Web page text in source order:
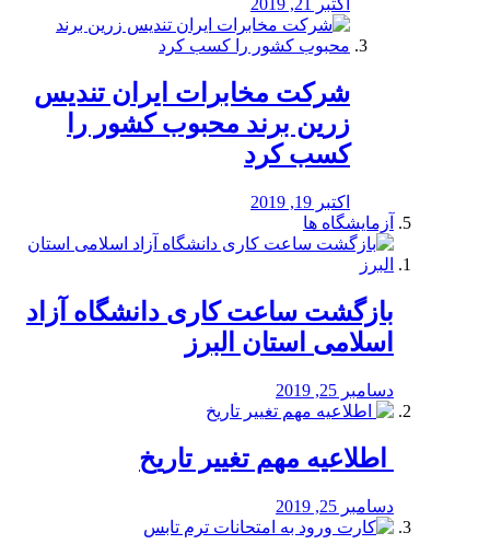
اکتبر 21, 2019
شرکت مخابرات ایران تندیس
زرین برند محبوب کشور را
کسب کرد
اکتبر 19, 2019
آزمایشگاه ها
بازگشت ساعت کاری دانشگاه آزاد
اسلامی استان البرز
دسامبر 25, 2019
️ اطلاعیه مهم تغییر تاریخ
دسامبر 25, 2019